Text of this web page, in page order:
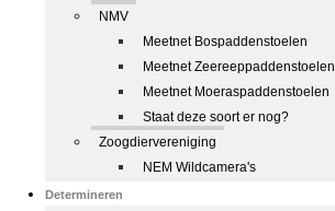
NMV
Meetnet Bospaddenstoelen
Meetnet Zeereeppaddenstoelen
Meetnet Moeraspaddenstoelen
Staat deze soort er nog?
Zoogdiervereniging
NEM Wildcamera's
Determineren